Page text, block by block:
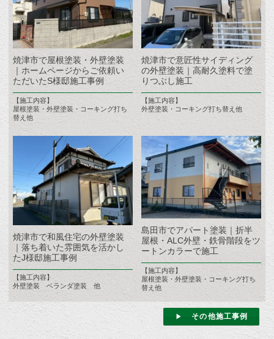
焼津市で屋根塗装・外壁塗装
｜ホームページからご依頼い
ただいたS様邸施工事例
【施工内容】
屋根塗装・外壁塗装・コーキング打ち
替え他
焼津市で意匠性サイディング
の外壁塗装｜高耐久塗料で塗
りつぶし施工
【施工内容】
外壁塗装・コーキング打ち替え他
焼津市で和風住宅の外壁塗装
｜落ち着いた雰囲気を活かし
たJ様邸施工事例
【施工内容】
外壁塗装 ベランダ塗装 他
島田市でアパート塗装｜折半
屋根・ALC外壁・鉄骨階段をツ
ートンカラーで施工
【施工内容】
屋根塗装・外壁塗装・コーキング打ち
替え他
その他施工事例